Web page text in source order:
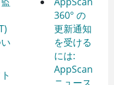
360° の
更新通知
を受ける
には:
AppScan